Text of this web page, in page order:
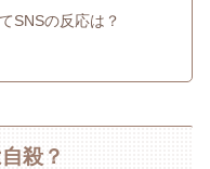
SNSの反応は？
殺？